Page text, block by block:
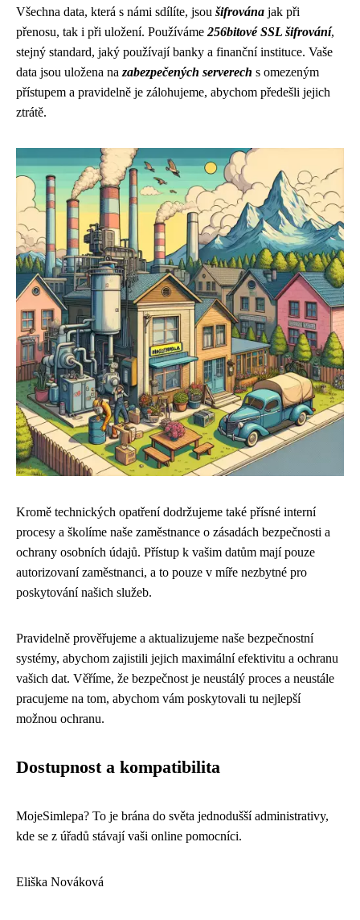
Všechna data, která s námi sdílíte, jsou šifrována jak při
přenosu, tak i při uložení. Používáme 256bitové SSL šifrování,
stejný standard, jaký používají banky a finanční instituce. Vaše
data jsou uložena na zabezpečených serverech s omezeným
přístupem a pravidelně je zálohujeme, abychom předešli jejich
ztrátě.
Kromě technických opatření dodržujeme také přísné interní
procesy a školíme naše zaměstnance o zásadách bezpečnosti a
ochrany osobních údajů. Přístup k vašim datům mají pouze
autorizovaní zaměstnanci, a to pouze v míře nezbytné pro
poskytování našich služeb.
Pravidelně prověřujeme a aktualizujeme naše bezpečnostní
systémy, abychom zajistili jejich maximální efektivitu a ochranu
vašich dat. Věříme, že bezpečnost je neustálý proces a neustále
pracujeme na tom, abychom vám poskytovali tu nejlepší
možnou ochranu.
Dostupnost a kompatibilita
MojeSimlepa? To je brána do světa jednodušší administrativy,
kde se z úřadů stávají vaši online pomocníci.
Eliška Nováková